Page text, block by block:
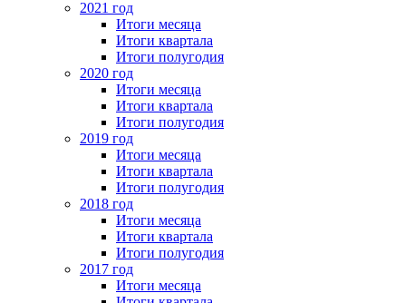
2021 год
Итоги месяца
Итоги квартала
Итоги полугодия
2020 год
Итоги месяца
Итоги квартала
Итоги полугодия
2019 год
Итоги месяца
Итоги квартала
Итоги полугодия
2018 год
Итоги месяца
Итоги квартала
Итоги полугодия
2017 год
Итоги месяца